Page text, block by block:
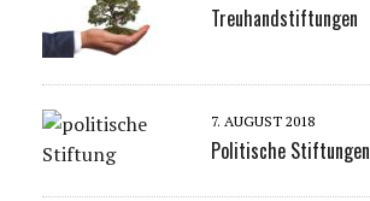
Treuhandstiftungen
7. AUGUST 2018
Politische Stiftungen